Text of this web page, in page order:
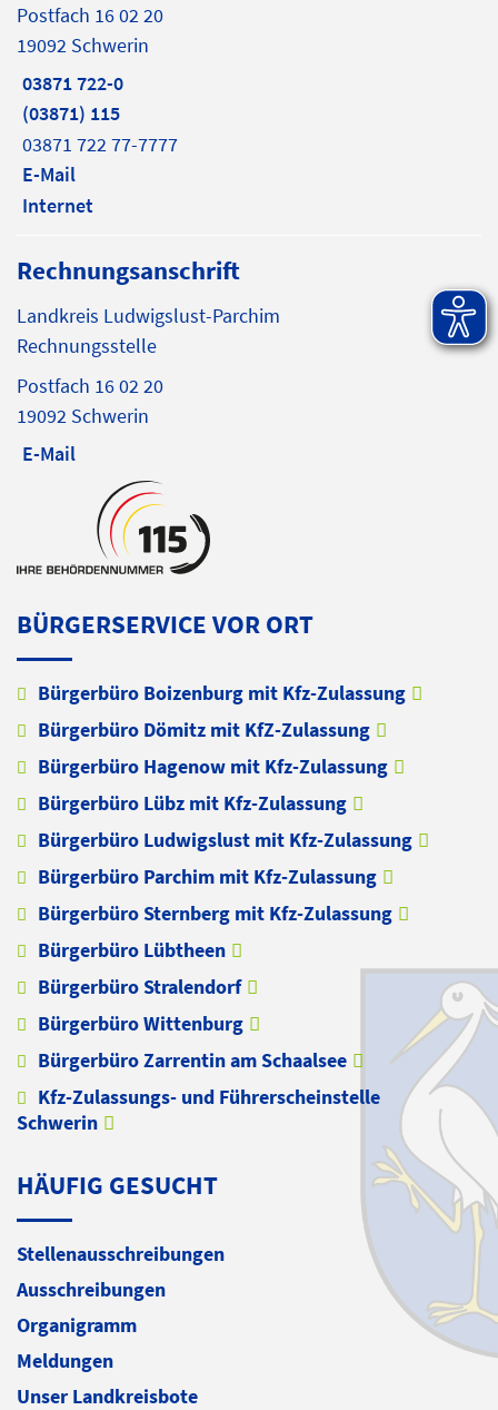
Postfach 16 02 20
19092 Schwerin
03871 722-0
(03871) 115
03871 722 77-7777
E-Mail
Internet
Rechnungsanschrift
Landkreis Ludwigslust-Parchim
Rechnungsstelle
Postfach 16 02 20
19092 Schwerin
E-Mail
BÜRGERSERVICE VOR ORT
Bürgerbüro Boizenburg mit Kfz-Zulassung
Bürgerbüro Dömitz mit KfZ-Zulassung
Bürgerbüro Hagenow mit Kfz-Zulassung
Bürgerbüro Lübz mit Kfz-Zulassung
Bürgerbüro Ludwigslust mit Kfz-Zulassung
Bürgerbüro Parchim mit Kfz-Zulassung
Bürgerbüro Sternberg mit Kfz-Zulassung
Bürgerbüro Lübtheen
Bürgerbüro Stralendorf
Bürgerbüro Wittenburg
Bürgerbüro Zarrentin am Schaalsee
Kfz-Zulassungs- und Führerscheinstelle
Schwerin
HÄUFIG GESUCHT
Stellenausschreibungen
Ausschreibungen
Organigramm
Meldungen
Unser Landkreisbote